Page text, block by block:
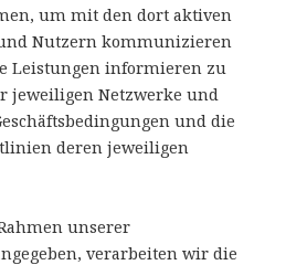
um mit den dort aktiven
Nutzern kommunizieren
Leistungen informieren zu
jeweiligen Netzwerke und
und die
deren jeweiligen
unserer
verarbeiten wir die